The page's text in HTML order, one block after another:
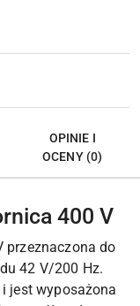
OPINIE I
OCENY (0)
400 V
przeznaczona do
42 V/200 Hz.
jest wyposażona